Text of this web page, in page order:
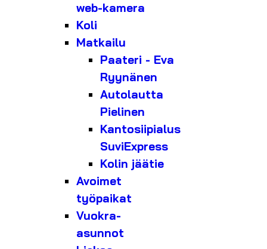
web-kamera
Koli
Matkailu
Paateri - Eva
Ryynänen
Autolautta
Pielinen
Kantosiipialus
SuviExpress
Kolin jäätie
Avoimet
työpaikat
Vuokra-
asunnot